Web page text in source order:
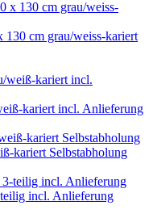
130 cm grau/weiss-kariert
kariert incl. Anlieferung
kariert Selbstabholung
incl. Anlieferung